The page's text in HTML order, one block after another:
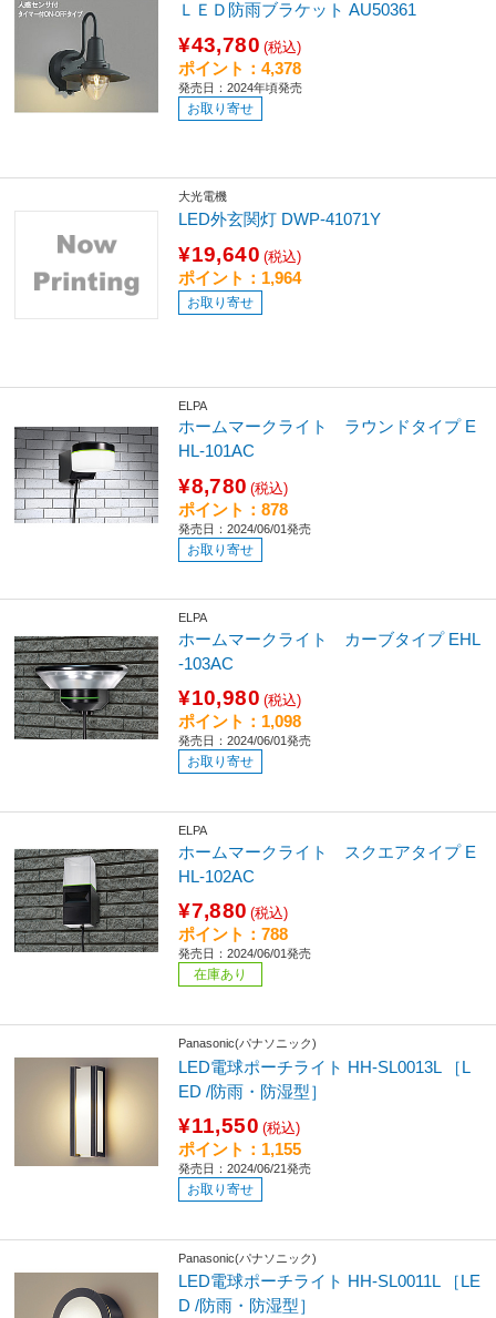
ＬＥＤ防雨ブラケット AU50361
¥43,780 (税込)
ポイント：4,378
発売日：2024年頃発売
お取り寄せ
大光電機
LED外玄関灯 DWP-41071Y
¥19,640 (税込)
ポイント：1,964
お取り寄せ
ELPA
ホームマークライト ラウンドタイプ E
HL-101AC
¥8,780 (税込)
ポイント：878
発売日：2024/06/01発売
お取り寄せ
ELPA
ホームマークライト カーブタイプ EHL
-103AC
¥10,980 (税込)
ポイント：1,098
発売日：2024/06/01発売
お取り寄せ
ELPA
ホームマークライト スクエアタイプ E
HL-102AC
¥7,880 (税込)
ポイント：788
発売日：2024/06/01発売
在庫あり
Panasonic(パナソニック)
LED電球ポーチライト HH-SL0013L ［L
ED /防雨・防湿型］
¥11,550 (税込)
ポイント：1,155
発売日：2024/06/21発売
お取り寄せ
Panasonic(パナソニック)
LED電球ポーチライト HH-SL0011L ［LE
D /防雨・防湿型］